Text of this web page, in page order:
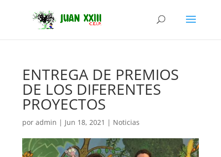
ENTREGA DE PREMIOS
DE LOS DIFERENTES
PROYECTOS
por admin | Jun 18, 2021 | Noticias